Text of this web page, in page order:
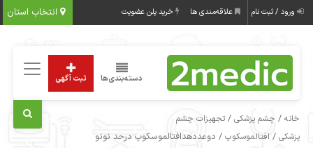
انتخاب استان ورود / ثبت نام علاقه‌مندی ها خرید پلن عضویت
دسته‌بندی‌ها ثبت آگهی
خانه / چشم پزشکی /تجهیزات چشم
پزشکی / افتالموسکوپ / دوعددهدافتالموسکوپ درحد نونو